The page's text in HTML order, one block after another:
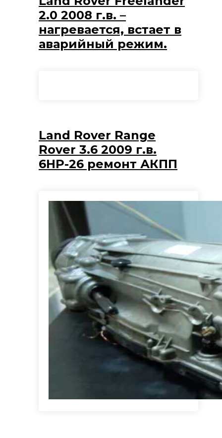
2.0 2008 г.в. –
нагревается, встает в
аварийный режим.
Land Rover Range
Rover 3.6 2009 г.в.
6HP-26 ремонт АКПП